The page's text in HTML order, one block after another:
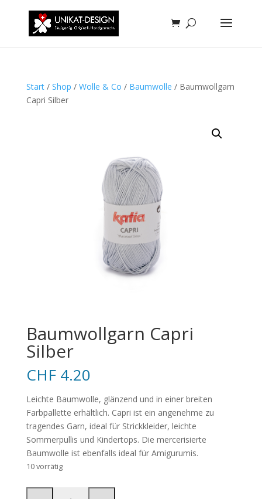
Start/ Shop / Wolle & Co / Baumwolle / Baumwollgarn
Capri Silber
Baumwollgarn Capri
Silber
CHF4.20
Leichte Baumwolle, glänzend und in einer breiten
Farbpallette erhältlich. Capri ist ein angenehme zu
tragendes Garn, ideal für Strickkleider, leichte
Sommerpullis und Kindertops. Die mercerisierte
Baumwolle ist ebenfalls ideal für Amigurumis.
10 vorrätig